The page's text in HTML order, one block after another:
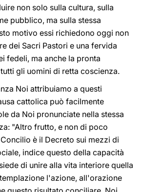
non solo sulla cultura, sulla
pubblico, ma sulla stessa
motivo essi richiedono oggi non
dei Sacri Pastori e una fervida
fedeli, ma anche la pronta
gli uomini di retta coscienza.
Noi attribuiamo a questi
cattolica può facilmente
da Noi pronunciate nella stessa
"Altro frutto, e non di poco
è il Decreto sui mezzi di
indice questo della capacità
di unire alla vita interiore quella
l'azione, all'orazione